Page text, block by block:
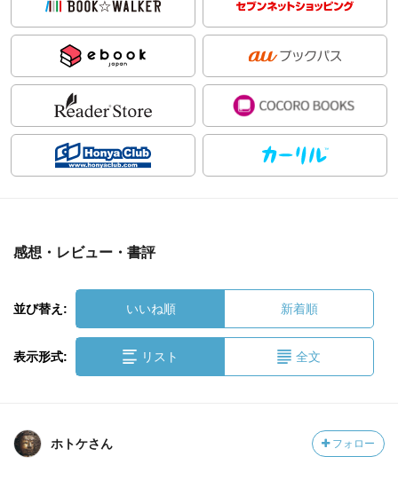
感想・レビュー・書評
並び替え: いいね順 新着順
表示形式: リスト 全文
ホトケさん フォロー